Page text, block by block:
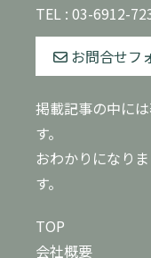
TEL : 03-6912-
お問合せフ
掲載記事の中に
す。
おわかりになり
す。
TOP
会社概要